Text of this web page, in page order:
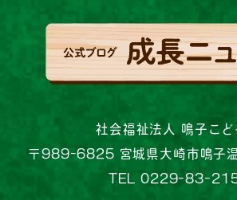
社会福祉法人 鳴子こど
〒989-6825 宮城県大崎市鳴子
TEL 0229-83-